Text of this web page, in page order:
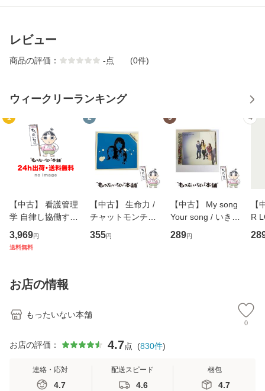
レビュー
商品の評価： -点 (0件)
ウィークリーランキング
1
【中古】 看護管理
学 自律し協働する
専門職の看護マネ
ジメントスキル 改
恵 藤本幸三 / 南江
堂 [単行
3,969円
送料無料
2
【中古】 生命力 /
チャットモンチー /
キューンレコード
[CD]【メール便送
355円
3
【中古】 My song
Your song / いきも
のがかり / [CD]
【メール便送料無
289円
4
【
R
産
お店の情報
もったいない本舗
0
お店の評価： 4.7点 (830件)
連絡・応対
4.7
配送スピード
4.6
梱包
4.7